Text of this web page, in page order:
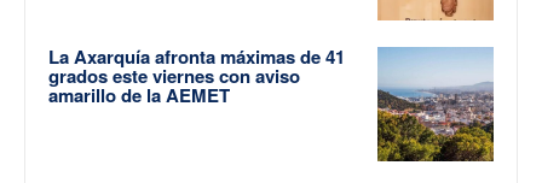
La Axarquía afronta máximas de 41
grados este viernes con aviso
amarillo de la AEMET